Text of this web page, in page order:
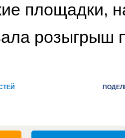
площадки,
розыгрыш